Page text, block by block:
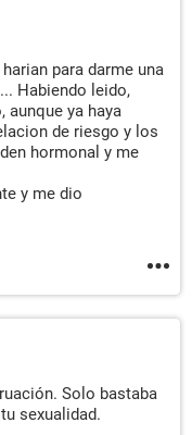
mañana de
o desorden
para darme una
Habiendo leido,
aunque ya haya
de riesgo y los
hormonal y me
y me dio
Solo bastaba
sexualidad.